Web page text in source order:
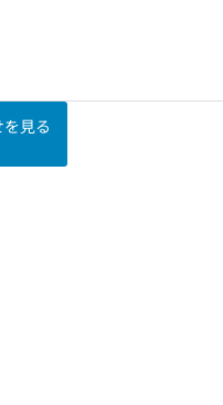
見る